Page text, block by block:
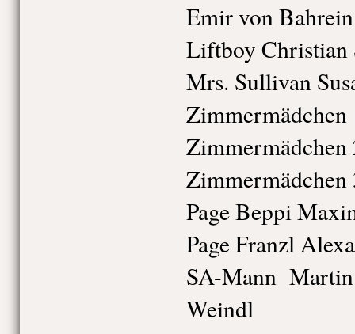
Emir von
Liftboy Christian
Mrs. Sullivan
Zimmermädchen
Page Beppi
Page Franzl
SA-Mann
Weindl